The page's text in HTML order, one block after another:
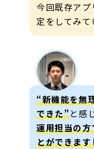
今回既存ア
定をしてみて
“新機能を無
できた”と感
運用担当の
とができま